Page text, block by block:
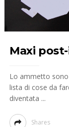
Maxi
Lo ammetto
lista di cose da
diventata ...
Shares